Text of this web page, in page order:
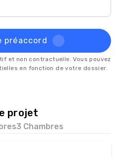
préaccord
et non contractuelle. Vous pouvez
en fonction de votre dossier.
projet
3 Chambres